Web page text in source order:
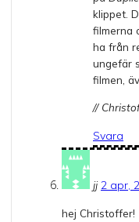
klippet.
filmerna
ha från
ungefär
filmen,
//
Svara
jj 2 apr,
hej Christoffer!